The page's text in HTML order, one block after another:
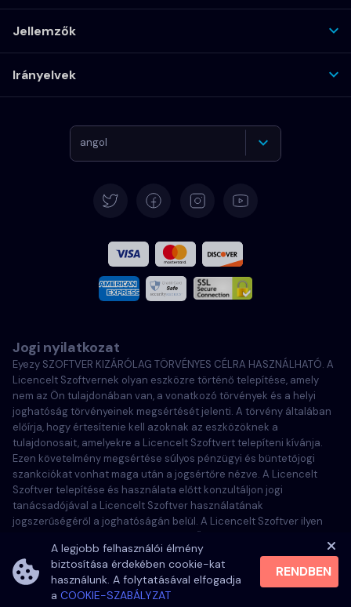
A legjobb felhasználói élmény
biztosítása érdekében cookie-kat
használunk. A folytatásával elfogadja
a COOKIE-SZABÁLYZAT
RENDBEN
Jellemzők
Irányelvek
angol
Francia
Olasz
Português
Türkçe
Polski
Jogi nyilatkozat
Eyezy SZOFTVER KIZÁRÓLAG TÖRVÉNYES CÉLRA HASZNÁLHATÓ. A
Licencelt Szoftvernek olyan eszközre történő telepítése, amely
nem az Ön tulajdonában van, a vonatkozó törvények és a helyi
joghatóság törvényeinek megsértését jelenti. A törvény általában
előírja, hogy értesítenie kell azoknak az eszközöknek a
tulajdonosait, amelyekre a Licencelt Szoftvert telepíteni kívánja.
Ezen követelmény megsértése súlyos pénzügyi és büntetőjogi
szankciókat vonhat maga után a jogsértőre nézve. A Licencelt
Szoftver telepítése és használata előtt konzultáljon jogi
tanácsadójával a Licencelt Szoftver használatának
jogszerűségéről a joghatóságán belül. A Licencelt Szoftver ilyen
annak, hogy a Eyezy nem tehető felelőssé.
©2026Eyezy. All rights reserved.